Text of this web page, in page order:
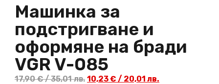
Maшинка за
подстригване и
оформяне на бради
VGR V-085
17,90€/ 35,01 лв. 10,23€ / 20,01 лв.